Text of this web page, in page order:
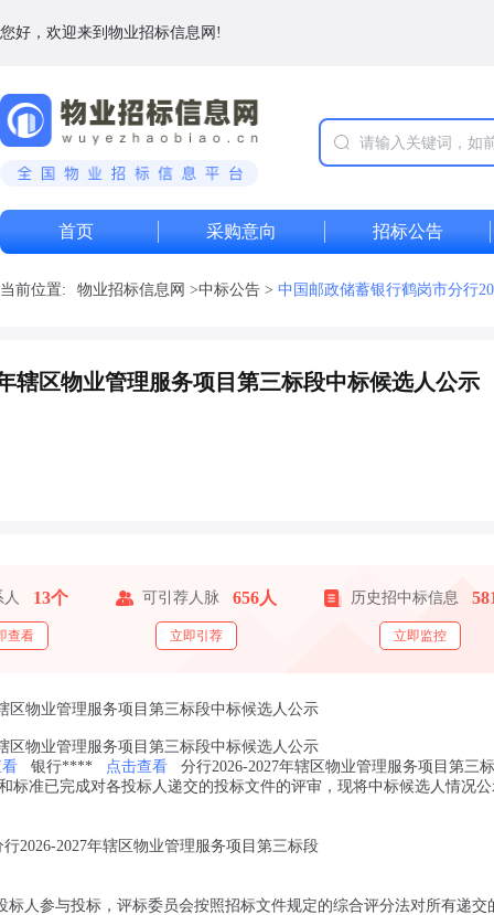
您好，欢迎来到物业招标信息网!
首页 采购意向 招标公告
当前位置: 物业招标信息网 >中标公告 > 中国邮政储蓄银行鹤岗市分行
辖区物业管理服务项目第三标段中标候选人公示
13个
查看
可引荐人脉 656人
立即引荐
历史招中标信息
立即监控
区物业管理服务项目第三标段中标候选人公示
区物业管理服务项目第三标段中标候选人公示
银行**** 点击查看
分行2026-2027年辖区物业管理服务项目第三
标准已完成对各投标人递交的投标文件的评审，现将中标候选人情况
行2026-2027年辖区物业管理服务项目第三标段
标人参与投标，评标委员会按照招标文件规定的综合评分法对所有递交